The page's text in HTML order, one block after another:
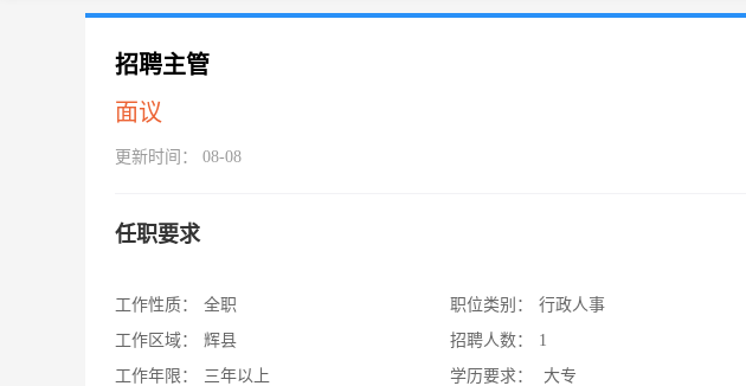
招聘主管
面议
更新时间： 08-08
任职要求
工作性质：
全职
工作区域：
辉县
工作年限：
三年以上
职位类别：
行政人事
招聘人数：
1
学历要求：
大专